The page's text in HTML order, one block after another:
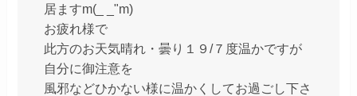
居ますm(_ _"m)
お疲れ様で
此方のお天気晴れ・曇り１９/７度温かですが
自分に御注意を
風邪などひかない様に温かくしてお過ごし下さ